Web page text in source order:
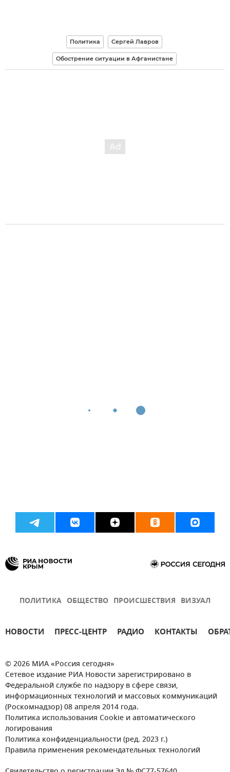
Политика Сергей Лавров
Обострение ситуации в Афганистане
ПОЛИТИКА ОБЩЕСТВО ПРОИСШЕСТВИЯ ВИЗУАЛ
НОВОСТИ ПРЕСС-ЦЕНТР РАДИО КОНТАКТЫ
© 2026 МИА «Россия сегодня»
Сетевое издание РИА Новости зарегистрировано в
Федеральной службе по надзору в сфере связи,
информационных технологий и массовых коммуникаций
(Роскомнадзор) 08 апреля 2014 года.
Политика использования Cookie и автоматического
логирования
Политика конфиденциальности (ред. 2023 г.)
Правила применения рекомендательных технологий